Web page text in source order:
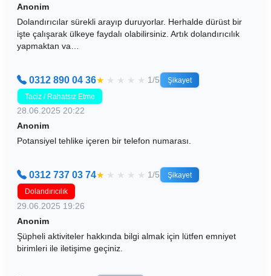
Anonim
Dolandırıcılar sürekli arayıp duruyorlar. Herhalde dürüst bir
işte çalışarak ülkeye faydalı olabilirsiniz. Artık dolandırıcılık
yapmaktan va…
0312 890 04 36★ ★ ★ ★ ★ 1/5
Şikayet
Taciz / Rahatsız Etme
28.06.2025 20:22
Anonim
Potansiyel tehlike içeren bir telefon numarası.
0312 737 03 74★ ★ ★ ★ ★ 1/5
Şikayet
Dolandırıcılık
29.06.2025 19:26
Anonim
Şüpheli aktiviteler hakkında bilgi almak için lütfen emniyet
birimleri ile iletişime geçiniz.